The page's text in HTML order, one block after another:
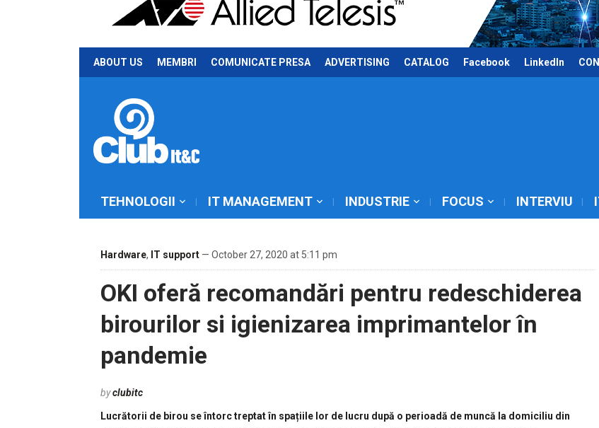
ABOUT US MEMBRI COMUNICATE PRESA ADVERTISING CATALOG Facebook LinkedIn
TEHNOLOGII IT MANAGEMENT INDUSTRIE FOCUS INTERVIU
Hardware, IT support — October 27, 2020 at 5:11 pm
OKI oferă recomandări pentru redeschiderea
birourilor si igienizarea imprimantelor în
pandemie
byclubitc
Lucrătorii de birou se întorc treptat în spațiile lor de lucru după o perioadă de muncă la domiciliu din